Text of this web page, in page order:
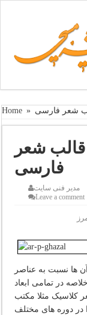
Home » شعر فارسی
قالب شعر
فارسی
مدیر فنی سایت
Leave a comment
ها نسبت به عناصر
در تمامی ابعاد
کلاسیک مثلا مکتب
در دوره های مختلف